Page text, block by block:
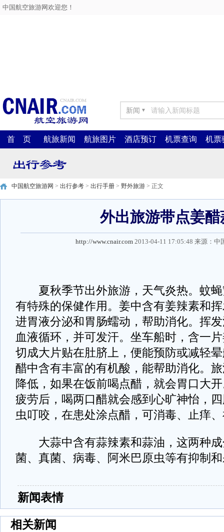
中国航空旅游网欢迎您！
新闻 ▼
首 页 航旅新闻 航旅图片 酒店预订 机票查询 机票
中国航空旅游网 > 出行参考 > 出行手册 > 野外旅游 > 正文
外出旅游带点姜醋
http://www.cnair.com 2013-04-11 17:05:48 来源： 中
夏秋季节出外旅游，天气炎热。蚊蝇
有特殊的保健作用。姜中含有姜辣素和
进胃液分泌和胃肠蠕动，帮助消化。挥
血液循环，并可发汗。坐车船时，含一
切成大片贴在肚脐上，便能预防或减轻
醋中含有丰富的有机酸，能帮助消化。
降低，如果在饭前喝点醋，就会胃口大
疲劳后，喝两口醋就会感到心旷神怡，
虫叮咬，在患处涂点醋，可消毒、止痒
大蒜中含有蒜辣素和蒜油，这两种成
菌、真菌、病毒、阿米巴原虫等有抑制
新闻表情
相关新闻